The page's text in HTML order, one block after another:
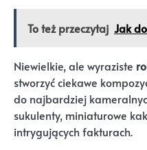
To też przeczytaj Jak
Niewielkie, ale wyraziste
stworzyć ciekawe
do najbardziej
sukulenty, miniaturowe
intrygujących fakturach.